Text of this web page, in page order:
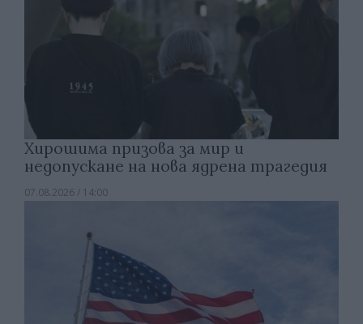
Хирошима призова за мир и
недопускане на нова ядрена трагедия
07.08.2026 / 14:00